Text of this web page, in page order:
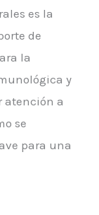
es la
de
la
y
atención a
se
para una